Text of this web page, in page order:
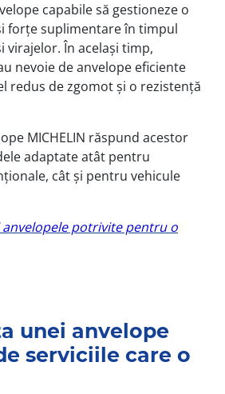
capabile să gestioneze o
forțe suplimentare în timpul
virajelor. În același timp,
nevoie de anvelope eficiente
redus de zgomot și o rezistență
MICHELIN răspund acestor
adaptate atât pentru
cât și pentru vehicule
anvelopele potrivite pentru o
unei anvelope
serviciile care o